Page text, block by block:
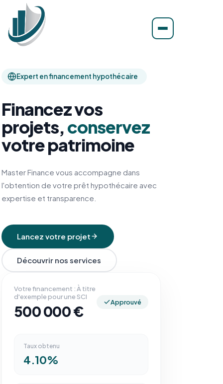
Expert en financement hypothécaire
Financez vos
projets,conservez
votre patrimoine
Master Finance vous accompagne dans
l'obtention de votre prêt hypothécaire avec
expertise et transparence.
Lancez votre projet
Découvrir nos services
Votre financement : À titre
d'exemple pour une SCI
500 000 €
Approuvé
Taux obtenu
4.10%